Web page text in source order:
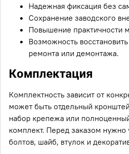
Надежная фиксация без
Сохранение заводского
Повышение практичности
Возможность
ремонта или демонтажа.
Комплектация
Комплектность зависит от
может быть отдельный
набор крепежа или
комплект. Перед заказом нужно
болтов, шайб, втулок и